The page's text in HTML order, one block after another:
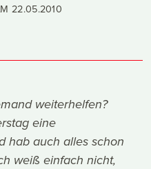
22.05.2010
weiterhelfen?
eine
hab auch alles schon
weiß einfach nicht,